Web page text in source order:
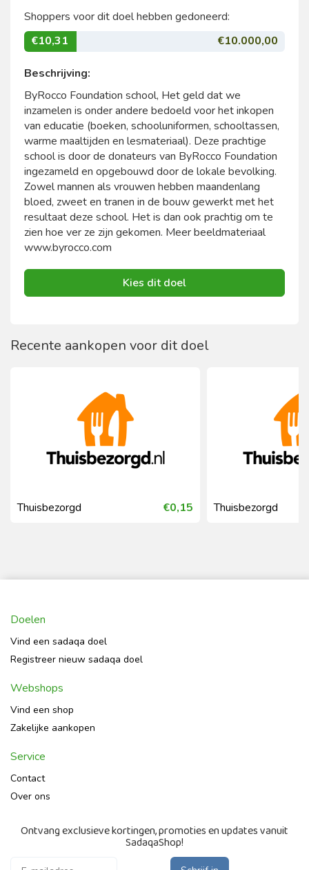
Shoppers voor dit doel hebben gedoneerd:
€10,31
€10.000,00
Beschrijving:
ByRocco Foundation school, Het geld dat we
inzamelen is onder andere bedoeld voor het inkopen
van educatie (boeken, schooluniformen, schooltassen,
warme maaltijden en lesmateriaal). Deze prachtige
school is door de donateurs van ByRocco Foundation
ingezameld en opgebouwd door de lokale bevolking.
Zowel mannen als vrouwen hebben maandenlang
bloed, zweet en tranen in de bouw gewerkt met het
resultaat deze school. Het is dan ook prachtig om te
zien hoe ver ze zijn gekomen. Meer beeldmateriaal
www.byrocco.com
Kies dit doel
Recente aankopen voor dit doel
Thuisbezorgd €0,15 Thuisbezorgd
Doelen
Vind een sadaqa doel
Registreer nieuw sadaqa doel
Webshops
Vind een shop
Zakelijke aankopen
Service
Contact
Over ons
Ontvang exclusieve kortingen, promoties en updates vanuit
SadaqaShop!